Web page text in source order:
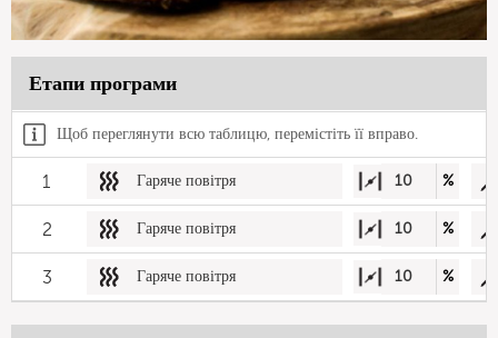
Етапи програми
Щоб переглянути всю таблицю, перемістіть її вправо.
1 Гаряче повітря 10 %
2 Гаряче повітря 10 %
3 Гаряче повітря 10 %